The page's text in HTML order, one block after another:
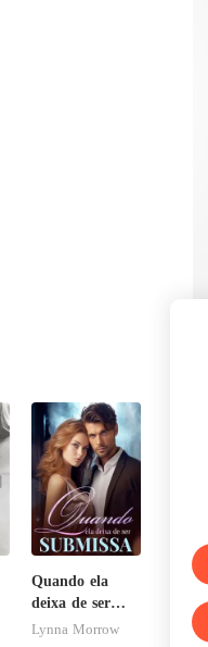
Quando ela
deixa de ser
submissa
Lynna Morrow